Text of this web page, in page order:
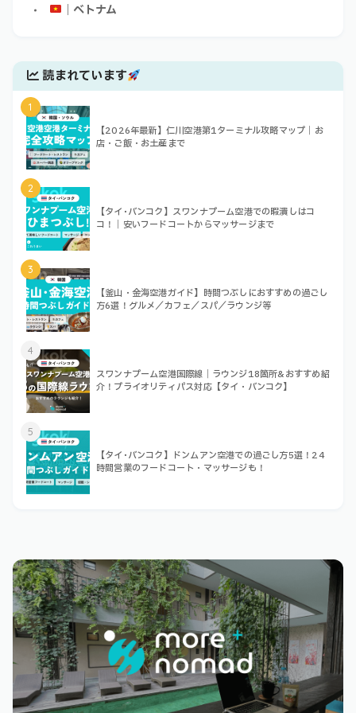
｜ベトナム
読まれています
1
【2026年最新】仁川空港第1ターミナル攻略マップ｜お
店・ご飯・お土産まで
2
【タイ･バンコク】スワンナプーム空港での暇潰しはコ
コ！｜安いフードコートからマッサージまで
3
【釜山・金海空港ガイド】時間つぶしにおすすめの過ごし
方6選！グルメ／カフェ／スパ／ラウンジ等
4
スワンナプーム空港国際線｜ラウンジ18箇所&おすすめ紹
介！プライオリティパス対応【タイ・バンコク】
5
【タイ･バンコク】ドンムアン空港での過ごし方5選！24
時間営業のフードコート・マッサージも！